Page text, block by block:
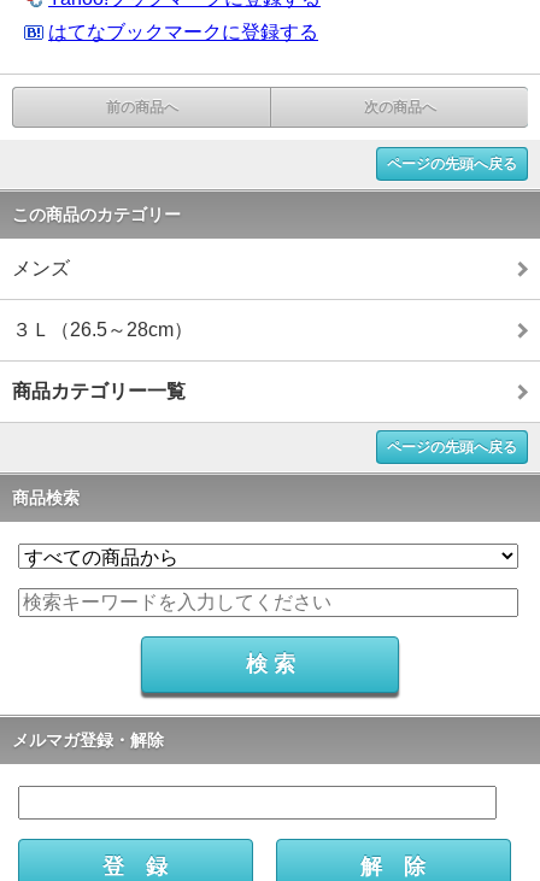
はてなブックマークに登録する
前の商品へ 次の商品へ
ページの先頭へ戻る
この商品のカテゴリー
メンズ
３Ｌ（26.5～28cm）
商品カテゴリー一覧
ページの先頭へ戻る
商品検索
メルマガ登録・解除